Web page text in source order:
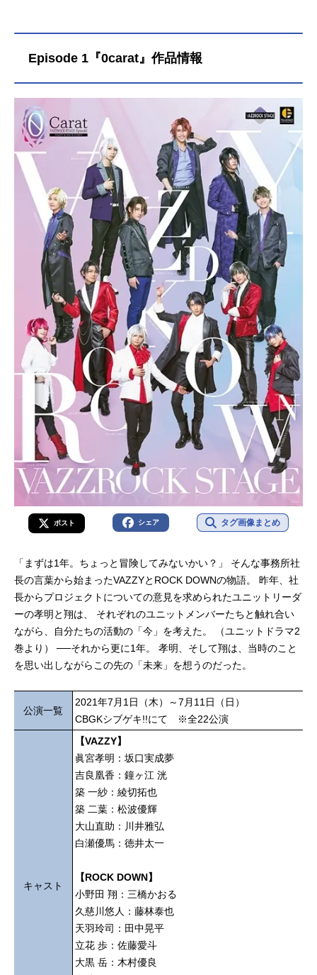
Episode 1『0carat』作品情報
ポスト シェア タグ画像まとめ
「まずは1年。ちょっと冒険してみないかい？」 そんな事務所社
長の言葉から始まったVAZZYとROCK DOWNの物語。 昨年、社
長からプロジェクトについての意見を求められたユニットリーダ
ーの孝明と翔は、 それぞれのユニットメンバーたちと触れ合い
ながら、自分たちの活動の「今」を考えた。 （ユニットドラマ2
巻より） ──それから更に1年。 孝明、そして翔は、当時のこと
を思い出しながらこの先の「未来」を想うのだった。
公演一覧
2021年7月1日（木）～7月11日（日）
CBGKシブゲキ!!にて ※全22公演
キャスト
【VAZZY】
眞宮孝明：坂口実成夢
吉良凰香：鐘ヶ江 洸
築 一紗：綾切拓也
築 二葉：松波優輝
大山直助：川井雅弘
白瀬優馬：徳井太一
【ROCK DOWN】
小野田 翔：三橋かおる
久慈川悠人：藤林泰也
天羽玲司：田中晃平
立花 歩：佐藤愛斗
大黒 岳：木村優良